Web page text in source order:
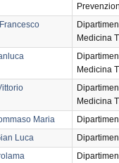
Medicina
Medicina
Medicina
Maria
Luca